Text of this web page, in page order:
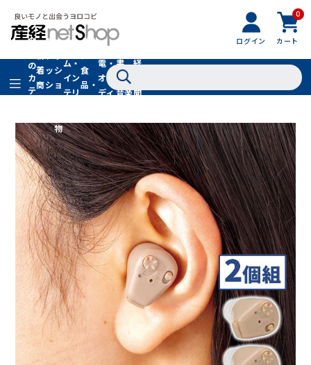
ログイン
0
カート
全
の
カ
テ
着
商
品
フ
ッ
シ
ョ
フ
ァ
シ
ョ
ン
物
ム・
イン
テリ
グル
食
品・
ドリ
家
電・
オー
ディ
書
籍・
音楽
経
聞
在庫切れ